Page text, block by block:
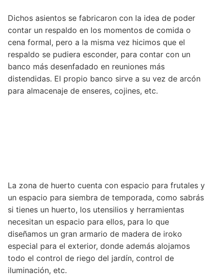
Dichos asientos se fabricaron con la idea de poder
contar un respaldo en los momentos de comida o
cena formal, pero a la misma vez hicimos que el
respaldo se pudiera esconder, para contar con un
banco más desenfadado en reuniones más
distendidas. El propio banco sirve a su vez de arcón
para almacenaje de enseres, cojines, etc.
La zona de huerto cuenta con espacio para frutales y
un espacio para siembra de temporada, como sabrás
si tienes un huerto, los utensilios y herramientas
necesitan un espacio para ellos, para lo que
diseñamos un gran armario de madera de iroko
especial para el exterior, donde además alojamos
todo el control de riego del jardín, control de
iluminación, etc.